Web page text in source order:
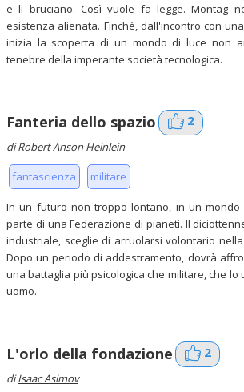
e li bruciano. Così vuole fa legge. Montag
esistenza alienata. Finché, dall'incontro con
inizia la scoperta di un mondo di luce non
tenebre della imperante società tecnologica.
Fanteria dello spazio 2
di Robert Anson Heinlein
fantascienza militare
In un futuro non troppo lontano, in un mondo
parte di una Federazione di pianeti. Il
industriale, sceglie di arruolarsi volontario
Dopo un periodo di addestramento, dovrà
una battaglia più psicologica che militare, che
uomo.
L'orlo della fondazione 2
diIsaac Asimov